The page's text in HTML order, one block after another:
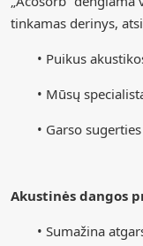
tinkamas derinys,
• Puikus
• Mūsų
• Garso sugerties
Akustinės dangos
• Sumažina